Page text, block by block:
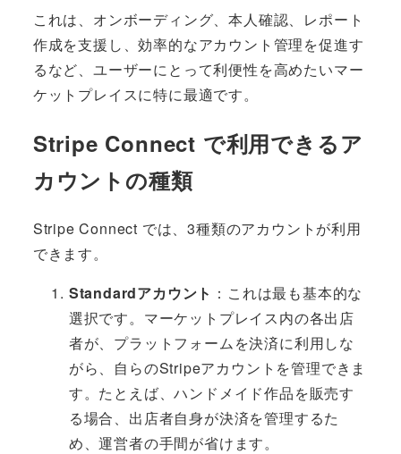
これは、オンボーディング、本人確認、レポート
作成を支援し、効率的なアカウント管理を促進す
るなど、ユーザーにとって利便性を高めたいマー
ケットプレイスに特に最適です。
Stripe Connect で利用できるア
カウントの種類
Stripe Connect では、3種類のアカウントが利用
できます。
Standardアカウント ：これは最も基本的な
選択です。マーケットプレイス内の各出店
者が、プラットフォームを決済に利用しな
がら、自らのStripeアカウントを管理できま
す。たとえば、ハンドメイド作品を販売す
る場合、出店者自身が決済を管理するた
め、運営者の手間が省けます。